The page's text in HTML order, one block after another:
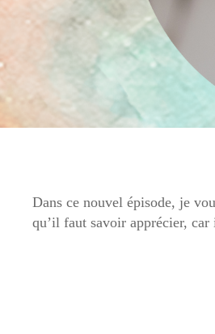
Dans ce nouvel épisode, je
qu’il faut savoir apprécier,